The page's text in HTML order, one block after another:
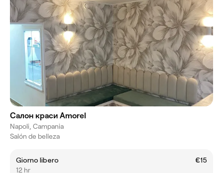
Салон краси Amorel
Napoli, Campania
Salón de belleza
Giorno libero
€15
12 hr